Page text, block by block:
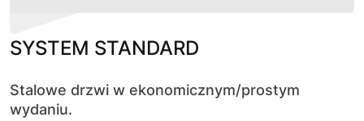
SYSTEM STANDARD
Stalowe drzwi w ekonomicznym/prostym
wydaniu.